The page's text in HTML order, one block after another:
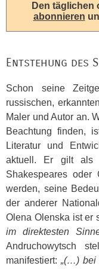
Den täglichen
abonnieren
Entstehung des
Schon seine
russischen,
Maler und Autor an.
Beachtung finden,
Literatur und
aktuell. Er gilt als
Shakespeares
werden, seine
der anderer
Olena Olenska ist er
im direktesten
Andruchowytsch
manifestiert: „(…) bei